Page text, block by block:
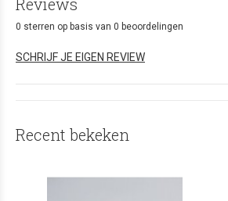
0 sterren op basis van 0 beoordelingen
SCHRIJF JE EIGEN REVIEW
Recent bekeken